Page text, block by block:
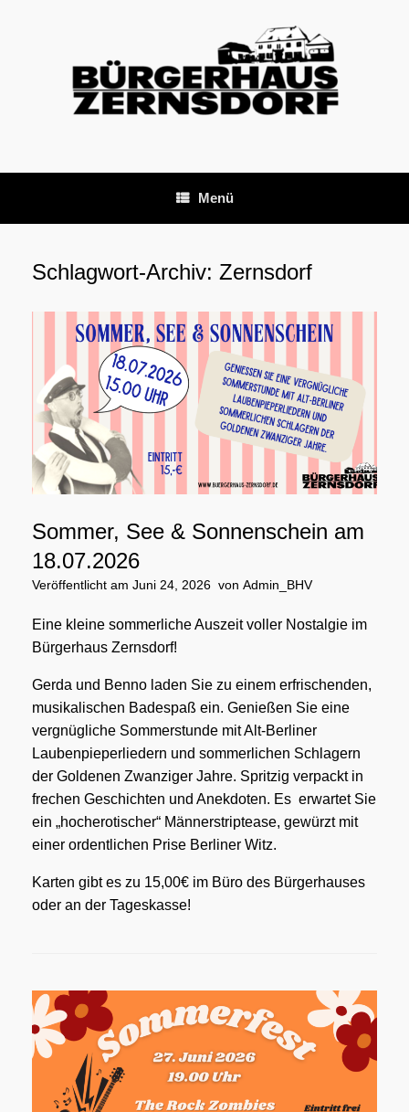
Menü
Schlagwort-Archiv: Zernsdorf
Sommer, See & Sonnenschein am
18.07.2026
Veröffentlicht am Juni 24, 2026 von Admin_BHV
Eine kleine sommerliche Auszeit voller Nostalgie im
Bürgerhaus Zernsdorf!
Gerda und Benno laden Sie zu einem erfrischenden,
musikalischen Badespaß ein. Genießen Sie eine
vergnügliche Sommerstunde mit Alt-Berliner
Laubenpieperliedern und sommerlichen Schlagern
der Goldenen Zwanziger Jahre. Spritzig verpackt in
frechen Geschichten und Anekdoten. Es erwartet Sie
ein „hocherotischer“ Männerstriptease, gewürzt mit
einer ordentlichen Prise Berliner Witz.
Karten gibt es zu 15,00€ im Büro des Bürgerhauses
oder an der Tageskasse!